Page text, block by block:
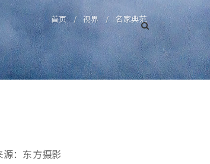
耕路
14号
中国名家 外国名家
首页 / 视界 / 名家典范
：东方摄影